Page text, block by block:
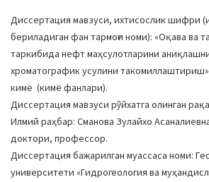
Диссертация мавзуси, ихтисослик шифри
бериладиган фан тармоғи номи): «Оқава ва
таркибида нефт маҳсулотларини
хроматографик усулини
кимё (кимё фанлари).
Диссертация мавзуси рўйхатга олинган
Илмий раҳбар: Сманова Зулайхо
доктори, профессор.
Диссертация бажарилган муассаса номи:
университети «Гидрогеология ва